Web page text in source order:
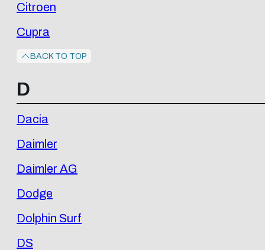
Citroen
Cupra
BACK TO TOP
D
Dacia
Daimler
Daimler AG
Dodge
Dolphin Surf
DS